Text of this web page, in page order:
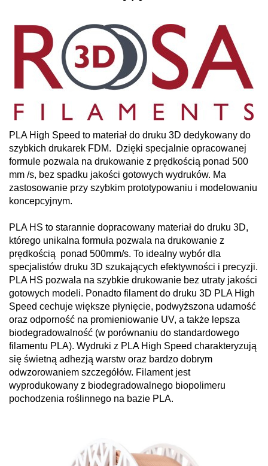
PLA High Speed to materiał do druku 3D dedykowany do
szybkich drukarek FDM. Dzięki specjalnie opracowanej
formule pozwala na drukowanie z prędkością ponad 500
mm /s, bez spadku jakości gotowych wydruków. Ma
zastosowanie przy szybkim prototypowaniu i modelowaniu
koncepcyjnym.
PLA HS to starannie dopracowany materiał do druku 3D,
którego unikalna formuła pozwala na drukowanie z
prędkością ponad 500mm/s. To idealny wybór dla
specjalistów druku 3D szukających efektywności i precyzji.
PLA HS pozwala na szybkie drukowanie bez utraty jakości
gotowych modeli. Ponadto filament do druku 3D PLA High
Speed cechuje większe płynięcie, podwyższona udarność
oraz odporność na promieniowanie UV, a także lepsza
biodegradowalność (w porównaniu do standardowego
filamentu PLA). Wydruki z PLA High Speed charakteryzują
się świetną adhezją warstw oraz bardzo dobrym
odwzorowaniem szczegółów. Filament jest
wyprodukowany z biodegradowalnego biopolimeru
pochodzenia roślinnego na bazie PLA.